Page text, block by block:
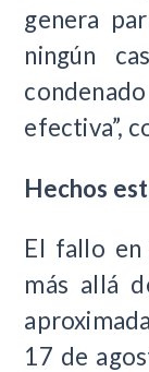
genera
ningún
efectiva”,
Hechos
El fallo en
más allá
17 de